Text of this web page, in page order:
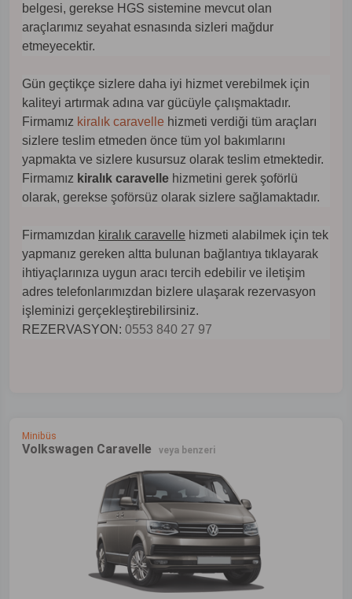
belgesi, gerekse HGS sistemine mevcut olan
araçlarımız seyahat esnasında sizleri mağdur
etmeyecektir.
Gün geçtikçe sizlere daha iyi hizmet verebilmek için
kaliteyi artırmak adına var gücüyle çalışmaktadır.
Firmamız kiralık caravelle hizmeti verdiği tüm araçları
sizlere teslim etmeden önce tüm yol bakımlarını
yapmakta ve sizlere kusursuz olarak teslim etmektedir.
Firmamız kiralık caravelle hizmetini gerek şoförlü
olarak, gerekse şoförsüz olarak sizlere sağlamaktadır.
Firmamızdan kiralık caravelle hizmeti alabilmek için tek
yapmanız gereken altta bulunan bağlantıya tıklayarak
ihtiyaçlarınıza uygun aracı tercih edebilir ve iletişim
adres telefonlarımızdan bizlere ulaşarak rezervasyon
işleminizi gerçekleştirebilirsiniz.
REZERVASYON: 0553 840 27 97
Minibüs
Volkswagen Caravelle veya benzeri